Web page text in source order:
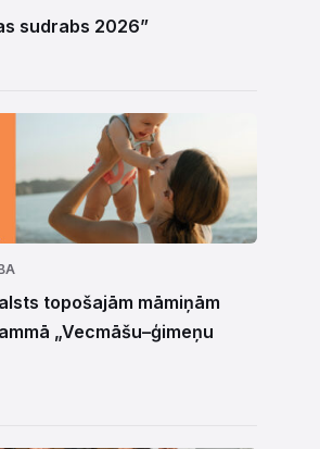
sudrabs 2026”
topošajām māmiņām
„Vecmāšu–ģimeņu